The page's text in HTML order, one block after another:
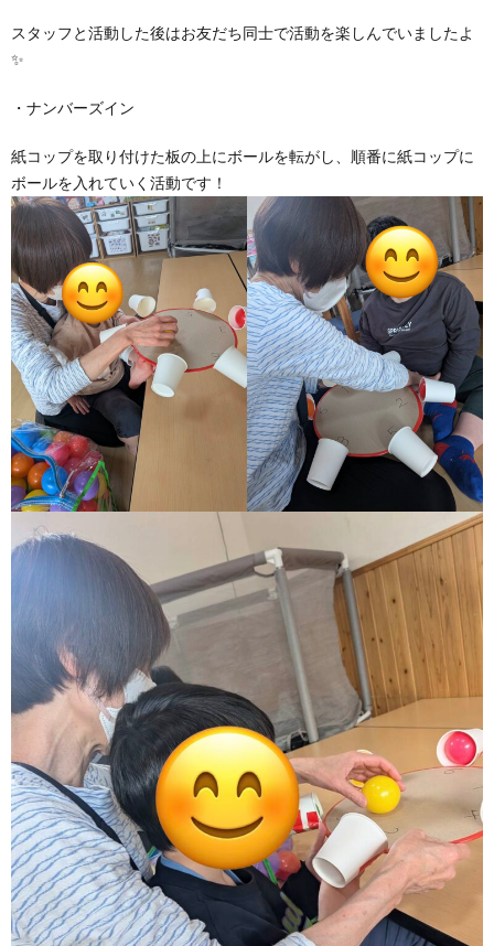
スタッフと活動した後はお友だち同士で活動を楽しんでいましたよ
✨
・ナンバーズイン
紙コップを取り付けた板の上にボールを転がし、順番に紙コップに
ボールを入れていく活動です！